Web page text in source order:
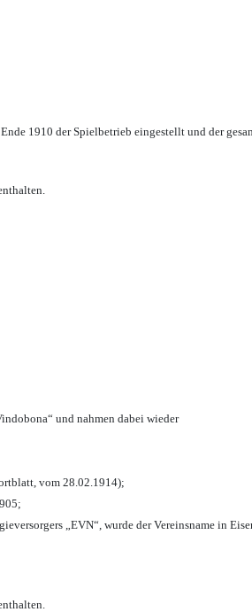
1910 der Spielbetrieb eingestellt und der
und nahmen dabei wieder
vom 28.02.1914);
„EVN“, wurde der Vereinsname in